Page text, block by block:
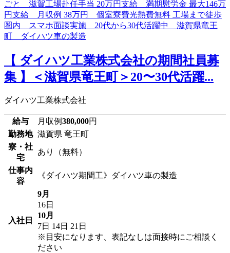
【 ダイハツ工業株式会社の期間社員募
集 】＜滋賀県竜王町＞20〜30代活躍...
ダイハツ工業株式会社
給与 月収例380,000円
勤務地 滋賀県 竜王町
寮・社
宅
あり（無料）
仕事内
容
《ダイハツ期間工》ダイハツ車の製造
入社日
9月
16日
10月
7日 14日 21日
※目安になります、表記なしは面接時にご相談く
ださい